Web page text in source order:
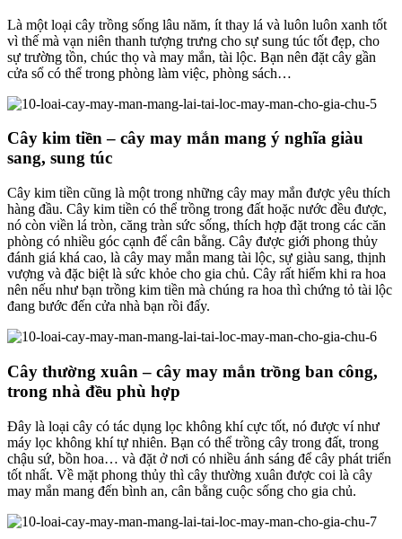
Là một loại cây trồng sống lâu năm, ít thay lá và luôn luôn xanh tốt
vì thế mà vạn niên thanh tượng trưng cho sự sung túc tốt đẹp, cho
sự trường tồn, chúc thọ và may mắn, tài lộc. Bạn nên đặt cây gần
cửa sổ có thể trong phòng làm việc, phòng sách…
Cây kim tiền – cây may mắn mang ý nghĩa giàu
sang, sung túc
Cây kim tiền cũng là một trong những cây may mắn được yêu thích
hàng đầu. Cây kim tiền có thể trồng trong đất hoặc nước đều được,
nó còn viền lá tròn, căng tràn sức sống, thích hợp đặt trong các căn
phòng có nhiều góc cạnh để cân bằng. Cây được giới phong thủy
đánh giá khá cao, là cây may mắn mang tài lộc, sự giàu sang, thịnh
vượng và đặc biệt là sức khỏe cho gia chủ. Cây rất hiếm khi ra hoa
nên nếu như bạn trồng kim tiền mà chúng ra hoa thì chứng tỏ tài lộc
đang bước đến cửa nhà bạn rồi đấy.
Cây thường xuân – cây may mắn trồng ban công,
trong nhà đều phù hợp
Đây là loại cây có tác dụng lọc không khí cực tốt, nó được ví như
máy lọc không khí tự nhiên. Bạn có thể trồng cây trong đất, trong
chậu sứ, bồn hoa… và đặt ở nơi có nhiều ánh sáng để cây phát triển
tốt nhất. Về mặt phong thủy thì cây thường xuân được coi là cây
may mắn mang đến bình an, cân bằng cuộc sống cho gia chủ.